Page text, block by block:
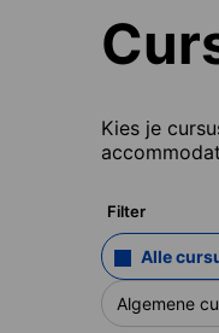
Kies je
Filter
Alle
Algemene